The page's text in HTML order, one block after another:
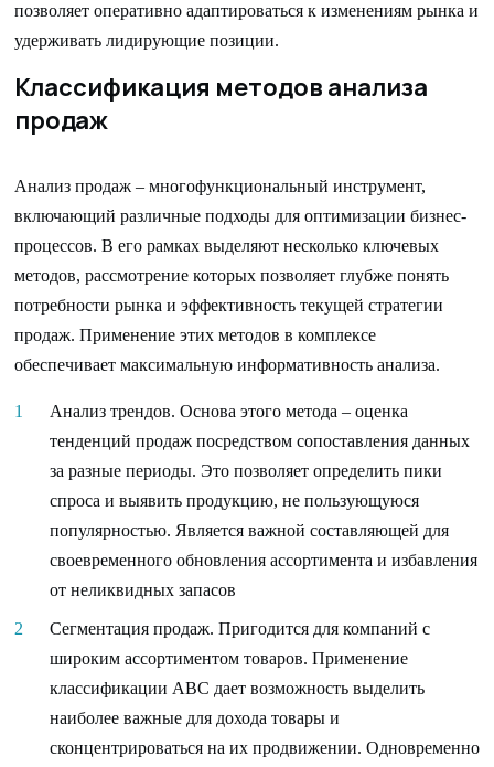
позволяет оперативно адаптироваться к изменениям рынка и
удерживать лидирующие позиции.
Классификация методов анализа
продаж
Анализ продаж – многофункциональный инструмент,
включающий различные подходы для оптимизации бизнес-
процессов. В его рамках выделяют несколько ключевых
методов, рассмотрение которых позволяет глубже понять
потребности рынка и эффективность текущей стратегии
продаж. Применение этих методов в комплексе
обеспечивает максимальную информативность анализа.
Анализ трендов. Основа этого метода – оценка
тенденций продаж посредством сопоставления данных
за разные периоды. Это позволяет определить пики
спроса и выявить продукцию, не пользующуюся
популярностью. Является важной составляющей для
своевременного обновления ассортимента и избавления
от неликвидных запасов
Сегментация продаж. Пригодится для компаний с
широким ассортиментом товаров. Применение
классификации АВС дает возможность выделить
наиболее важные для дохода товары и
сконцентрироваться на их продвижении. Одновременно